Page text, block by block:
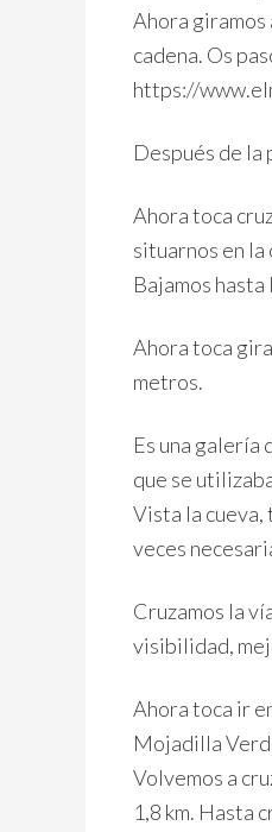
Ahora giramos
cadena. Os
https://
Después de la
Ahora toca
situarnos en
Bajamos
Ahora toca
metros.
Es una galería
que se
Vista la cueva,
veces
Cruzamos la
visibilidad,
Ahora toca ir
Mojadilla
Volvemos a
1,8 km. Hasta